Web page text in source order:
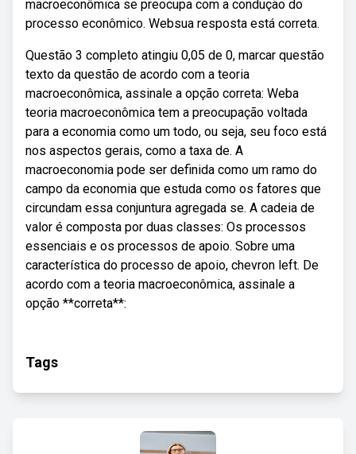
macroeconômica se preocupa com a condução do
processo econômico. Websua resposta está correta.
Questão 3 completo atingiu 0,05 de 0, marcar questão
texto da questão de acordo com a teoria
macroeconômica, assinale a opção correta: Weba
teoria macroeconômica tem a preocupação voltada
para a economia como um todo, ou seja, seu foco está
nos aspectos gerais, como a taxa de. A
macroeconomia pode ser definida como um ramo do
campo da economia que estuda como os fatores que
circundam essa conjuntura agregada se. A cadeia de
valor é composta por duas classes: Os processos
essenciais e os processos de apoio. Sobre uma
característica do processo de apoio, chevron left. De
acordo com a teoria macroeconômica, assinale a
opção **correta**:
Tags